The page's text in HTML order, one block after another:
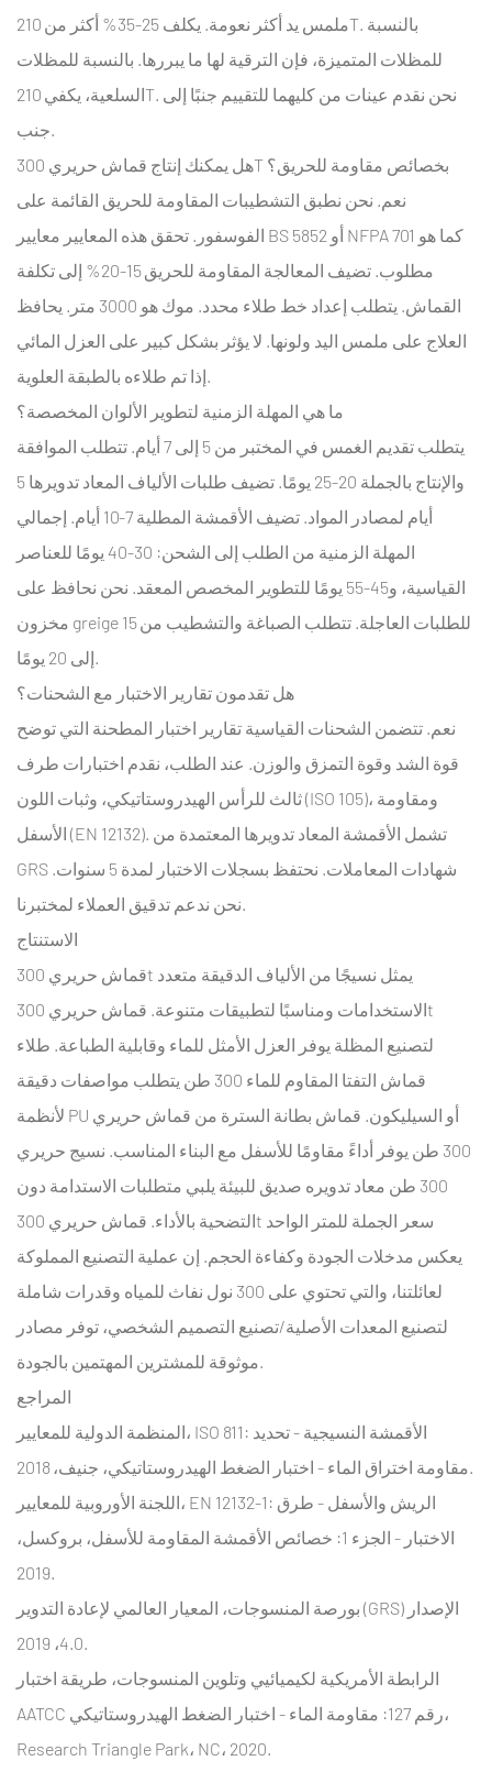
ملمس يد أكثر نعومة. يكلف 25-35% أكثر من 210T. بالنسبة
للمظلات المتميزة، فإن الترقية لها ما يبررها. بالنسبة للمظلات
السلعية، يكفي 210T. نحن نقدم عينات من كليهما للتقييم جنبًا إلى
جنب.
هل يمكنك إنتاج قماش حريري 300T بخصائص مقاومة للحريق؟
نعم. نحن نطبق التشطيبات المقاومة للحريق القائمة على
الفوسفور. تحقق هذه المعايير معايير BS 5852 أو NFPA 701 كما هو
مطلوب. تضيف المعالجة المقاومة للحريق 15-20% إلى تكلفة
القماش. يتطلب إعداد خط طلاء محدد. موك هو 3000 متر. يحافظ
العلاج على ملمس اليد ولونها. لا يؤثر بشكل كبير على العزل المائي
إذا تم طلاءه بالطبقة العلوية.
ما هي المهلة الزمنية لتطوير الألوان المخصصة؟
يتطلب تقديم الغمس في المختبر من 5 إلى 7 أيام. تتطلب الموافقة
والإنتاج بالجملة 20-25 يومًا. تضيف طلبات الألياف المعاد تدويرها 5
أيام لمصادر المواد. تضيف الأقمشة المطلية 7-10 أيام. إجمالي
المهلة الزمنية من الطلب إلى الشحن: 30-40 يومًا للعناصر
القياسية، و45-55 يومًا للتطوير المخصص المعقد. نحن نحافظ على
مخزون greige للطلبات العاجلة. تتطلب الصباغة والتشطيب من 15
إلى 20 يومًا.
هل تقدمون تقارير الاختبار مع الشحنات؟
نعم. تتضمن الشحنات القياسية تقارير اختبار المطحنة التي توضح
قوة الشد وقوة التمزق والوزن. عند الطلب، نقدم اختبارات طرف
ثالث للرأس الهيدروستاتيكي، وثبات اللون (ISO 105)، ومقاومة
الأسفل (EN 12132). تشمل الأقمشة المعاد تدويرها المعتمدة من
GRS شهادات المعاملات. نحتفظ بسجلات الاختبار لمدة 5 سنوات.
نحن ندعم تدقيق العملاء لمختبرنا.
الاستنتاج
قماش حريري 300t يمثل نسيجًا من الألياف الدقيقة متعدد
الاستخدامات ومناسبًا لتطبيقات متنوعة.
قماش حريري 300t
لتصنيع المظلة يوفر العزل الأمثل للماء وقابلية الطباعة. طلاء
قماش التفتا المقاوم للماء 300 طن
يتطلب مواصفات دقيقة
لأنظمة PU أو السيليكون. قماش بطانة السترة من قماش حريري
300 طن
يوفر أداءً مقاومًا للأسفل مع البناء المناسب. نسيج حريري
300 طن معاد تدويره صديق للبيئة
يلبي متطلبات الاستدامة دون
التضحية بالأداء. قماش حريري 300t سعر الجملة للمتر الواحد
يعكس مدخلات الجودة وكفاءة الحجم. إن عملية التصنيع المملوكة
لعائلتنا، والتي تحتوي على 300 نول نفاث للمياه وقدرات شاملة
لتصنيع المعدات الأصلية/تصنيع التصميم الشخصي، توفر مصادر
موثوقة للمشترين المهتمين بالجودة.
المراجع
المنظمة الدولية للمعايير، ISO 811: الأقمشة النسيجية - تحديد
مقاومة اختراق الماء - اختبار الضغط الهيدروستاتيكي، جنيف، 2018.
اللجنة الأوروبية للمعايير، EN 12132-1: الريش والأسفل - طرق
الاختبار - الجزء 1: خصائص الأقمشة المقاومة للأسفل، بروكسل،
2019.
بورصة المنسوجات، المعيار العالمي لإعادة التدوير (GRS) الإصدار
4.0، 2019.
الرابطة الأمريكية لكيميائيي وتلوين المنسوجات، طريقة اختبار
AATCC رقم 127: مقاومة الماء - اختبار الضغط الهيدروستاتيكي،
Research Triangle Park، NC، 2020.